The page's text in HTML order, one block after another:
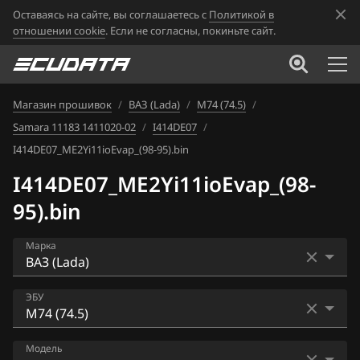
Оставаясь на сайте, вы соглашаетесь с Политикой в
отношении cookie. Если не согласны, покиньте сайт.
Магазин прошивок / ВАЗ (Lada) / М74 (74.5) /
Samara 11183 1411020-02 / I414DE07 /
I414DE07_ME2Yi11ioEvap_(98-95).bin
I414DE07_ME2Yi11ioEvap_(98-
95).bin
Марка
Acura
Alfa Romeo
ЭБУ
Bosch ME17.9.7
Модель